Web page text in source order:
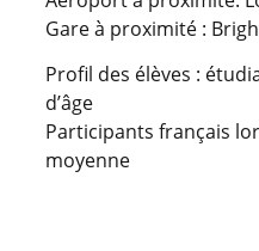
Gare à proximité :
Profil des élèves :
d’âge
Participants français
moyenne